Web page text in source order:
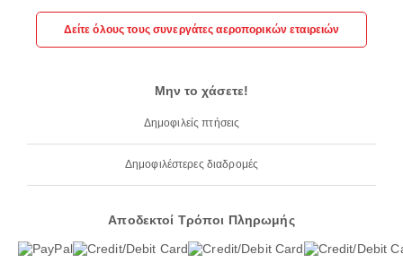
Δείτε όλους τους συνεργάτες αεροπορικών εταιρειών
Μην το χάσετε!
Δημοφιλείς πτήσεις
Δημοφιλέστερες διαδρομές
Αποδεκτοί Τρόποι Πληρωμής